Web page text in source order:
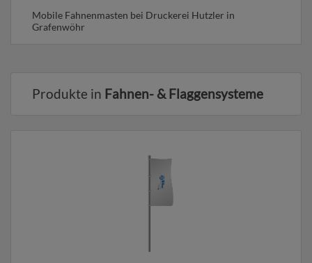
Mobile Fahnenmasten bei Druckerei Hutzler in
Grafenwöhr
Produkte in Fahnen- & Flaggensysteme